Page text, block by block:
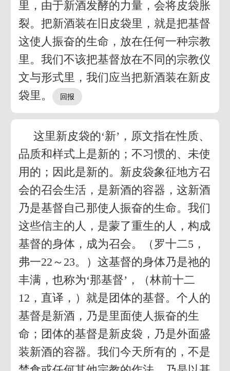
里，由于新酒发酵的力量，会将皮袋胀
裂。把新酒装在旧皮袋里，就是把基督
这使人振奋的生命，放在任何一种宗教
里。我们不该把基督放在不同的宗教仪
文与形式里，我们应当把新酒装在新皮
袋里。
这里新皮袋的‘新’，原文指在性质、
品质和样式上是新的；不习惯的、未使
用的；因此是新的。新皮袋象征地方召
会的召会生活，是新酒的容器，这新酒
乃是基督自己那使人振奋的生命。我们
这些信主的人，是蒙了重生的人，构成
基督的身体，成为召会。（罗十二5，
弗一22～23。）这基督的身体乃是祂的
丰满，也称为‘那基督’，（林前十二
12，直译，）就是团体的基督。个人的
基督是新酒，乃是里面使人振奋的生
命；团体的基督是新皮袋，乃是外面盛
装新酒的容器。我们今天所有的，不是